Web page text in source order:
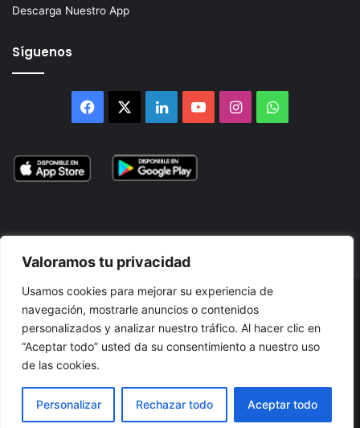
Valoramos tu privacidad
Usamos cookies para mejorar su experiencia de
navegación, mostrarle anuncios o contenidos
personalizados y analizar nuestro tráfico. Al hacer clic en
“Aceptar todo” usted da su consentimiento a nuestro uso
de las cookies.
Personalizar Rechazar todo Aceptar todo
Descarga Nuestro App
Síguenos
Facebook LinkedInYouTubeInstagramWhatsApp
© 2026, Atlántikas LLC. Todos los derechos reservados. Prohibida
su reproducción total o parcial, así como su traducción a cualquier
idioma sin nuestra autorización escrita.
Términos y Condiciones
Política de Privacidad
Cookies
Accesibilidad
Mapa